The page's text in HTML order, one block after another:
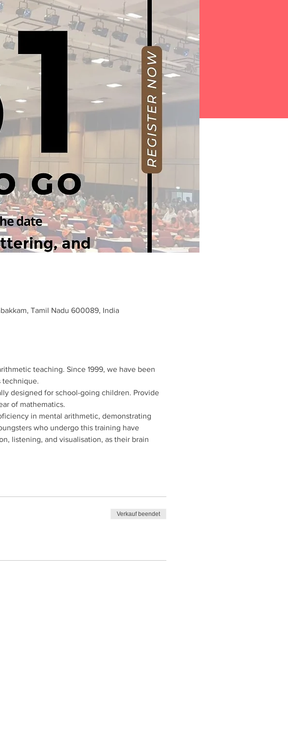
Tamil Nadu 600089, India
teaching. Since 1999, we have been
technique.
designed for school-going children. Provide
of mathematics.
in mental arithmetic, demonstrating
who undergo this training have
listening, and visualisation, as their brain
Verkauf beendet